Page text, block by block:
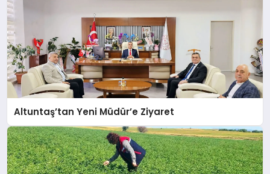
Altuntaş’tan Yeni Müdür’e Ziyaret